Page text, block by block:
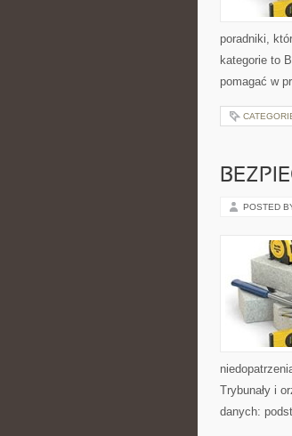
poradniki,
kategorie to
pomagać w
POSTED
Trybunały i
danych: